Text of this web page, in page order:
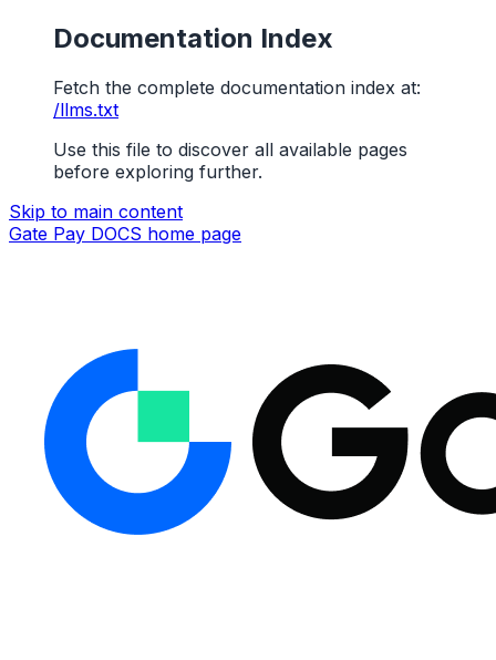
Documentation Index
Fetch the complete documentation index at:
/llms.txt
Use this file to discover all available pages
before exploring further.
Skip to main content
Gate Pay DOCS home page